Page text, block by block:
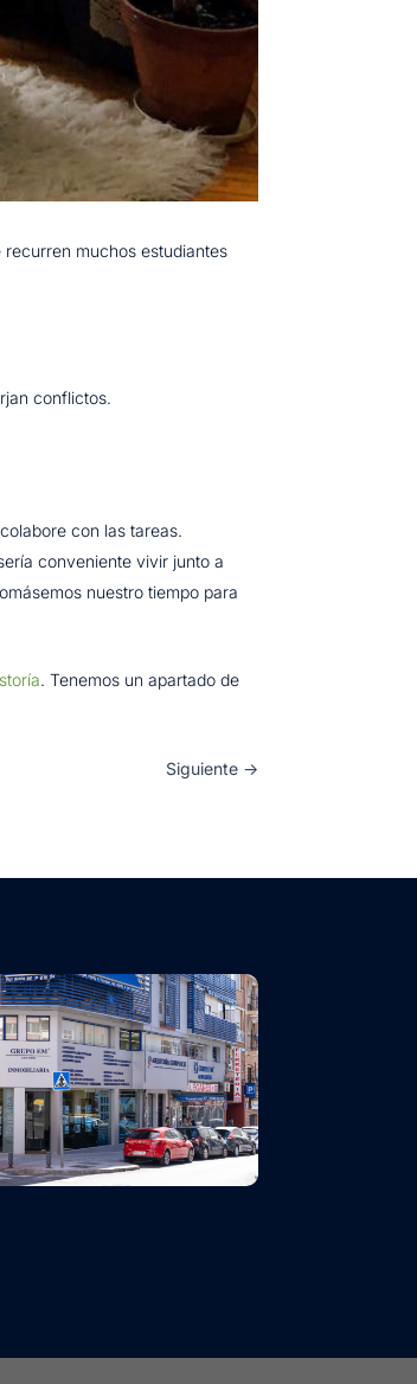
muchos estudiantes
conflictos.
con las tareas.
conveniente vivir junto a
nuestro tiempo para
. Tenemos un apartado de
Siguiente→